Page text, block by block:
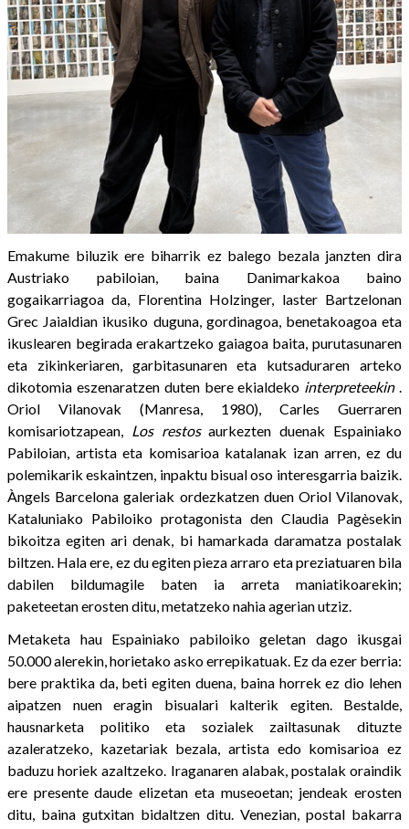
Emakume biluzik ere biharrik ez balego bezala janzten dira
Austriako pabiloian, baina Danimarkakoa baino
gogaikarriagoa da, Florentina Holzinger, laster Bartzelonan
Grec Jaialdian ikusiko duguna, gordinagoa, benetakoagoa eta
ikuslearen begirada erakartzeko gaiagoa baita, purutasunaren
eta zikinkeriaren, garbitasunaren eta kutsaduraren arteko
dikotomia eszenaratzen duten bere ekialdeko interpreteekin.
Oriol Vilanovak (Manresa, 1980), Carles Guerraren
komisariotzapean, Los restosaurkezten duenak Espainiako
Pabiloian, artista eta komisarioa katalanak izan arren, ez du
polemikarik eskaintzen, inpaktu bisual oso interesgarria baizik.
Àngels Barcelona galeriak ordezkatzen duen Oriol Vilanovak,
Kataluniako Pabiloiko protagonista den Claudia Pagèsekin
bikoitza egiten ari denak, bi hamarkada daramatza postalak
biltzen. Hala ere, ez du egiten pieza arraro eta preziatuaren bila
dabilen bildumagile baten ia arreta maniatikoarekin;
paketeetan erosten ditu, metatzeko nahia agerian utziz.
Metaketa hau Espainiako pabiloiko geletan dago ikusgai
50.000 alerekin, horietako asko errepikatuak. Ez da ezer berria:
bere praktika da, beti egiten duena, baina horrek ez dio lehen
aipatzen nuen eragin bisualari kalterik egiten. Bestalde,
hausnarketa politiko eta sozialek zailtasunak dituzte
azaleratzeko, kazetariak bezala, artista edo komisarioa ez
baduzu horiek azaltzeko. Iraganaren alabak, postalak oraindik
ere presente daude elizetan eta museoetan; jendeak erosten
ditu, baina gutxitan bidaltzen ditu. Venezian, postal bakarra